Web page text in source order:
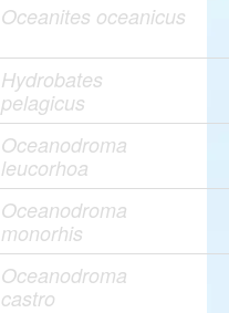
Oceanites oceanicus
Hydrobates
pelagicus
Oceanodroma
leucorhoa
Oceanodroma
monorhis
Oceanodroma
castro